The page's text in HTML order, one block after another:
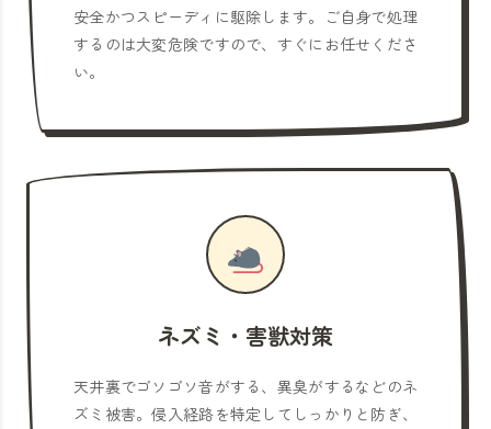
安全かつスピーディに駆除します。ご自身で処理
するのは大変危険ですので、すぐにお任せくださ
い。
ネズミ・害獣対策
天井裏でゴソゴソ音がする、異臭がするなどのネ
ズミ被害。侵入経路を特定してしっかりと防ぎ、